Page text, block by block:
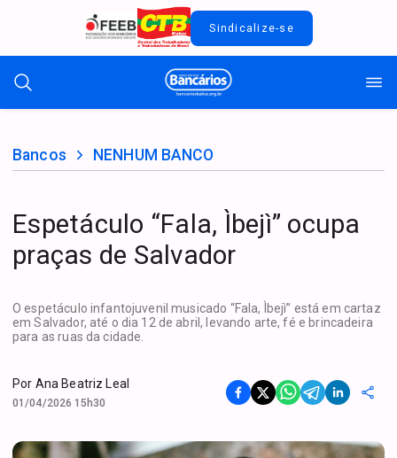
Sindicalize-se
Bancos NENHUM BANCO
Espetáculo “Fala, Ìbejì” ocupa
praças de Salvador
O espetáculo infantojuvenil musicado “Fala, Ìbejì” está em cartaz
em Salvador, até o dia 12 de abril, levando arte, fé e brincadeira
para as ruas da cidade.
Por Ana Beatriz Leal
01/04/2026 15h30